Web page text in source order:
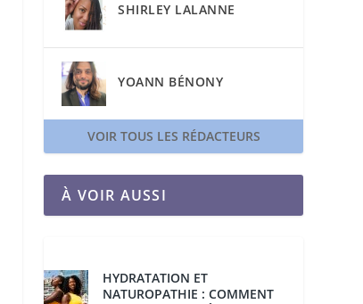
SHIRLEY LALANNE
YOANN BÉNONY
VOIR TOUS LES RÉDACTEURS
À VOIR AUSSI
HYDRATATION ET
NATUROPATHIE : COMMENT